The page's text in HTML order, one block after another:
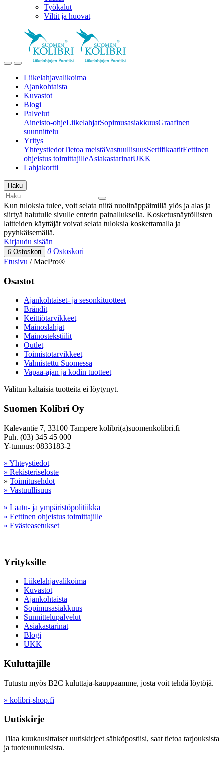
Työkalut
Viltit ja huovat
Liikelahjavalikoima
Ajankohtaista
Kuvastot
Blogi
Palvelut
Aineisto-ohjeLiikelahjatSopimusasiakkuusGraafinen
suunnittelu
Yritys
YhteystiedotTietoa meistäVastuullisuusSertifikaatitEettinen
ohjeistus toimittajilleAsiakastarinatUKK
Lahjakortti
Haku
Kun tuloksia tulee, voit selata niitä nuolinäppäimillä ylös ja alas ja
siirtyä halutulle sivulle enterin painalluksella. Kosketusnäytöllisten
laitteiden käyttäjät voivat selata tuloksia koskettamalla ja
pyyhkäisemällä.
Kirjaudu sisään
0 Ostoskori 0 Ostoskori
Etusivu /MacPro®
Osastot
Ajankohtaiset- ja sesonkituotteet
Brändit
Keittiötarvikkeet
Mainoslahjat
Mainostekstiilit
Outlet
Toimistotarvikkeet
Valmistettu Suomessa
Vapaa-ajan ja kodin tuotteet
Valitun kaltaisia tuotteita ei löytynyt.
Suomen Kolibri Oy
Kalevantie 7, 33100 Tampere kolibri(a)suomenkolibri.fi
Puh. (03) 345 45 000
Y-tunnus: 0833183-2
» Yhteystiedot
» Rekisteriseloste
» Toimitusehdot
» Vastuullisuus
» Laatu- ja ympäristöpolitiikka
» Eettinen ohjeistus toimittajille
» Evästeasetukset
Yrityksille
Liikelahjavalikoima
Kuvastot
Ajankohtaista
Sopimusasiakkuus
Sunnittelupalvelut
Asiakastarinat
Blogi
UKK
Kuluttajille
Tutustu myös B2C kuluttaja-kauppaamme, josta voit tehdä löytöjä.
» kolibri-shop.fi
Uutiskirje
Tilaa kuukausittaiset uutiskirjeet sähköpostiisi, saat tietoa tarjouksista
ja tuoteuutuuksista.